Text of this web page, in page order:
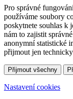
Pro správné
používáme soubory
poskytnete souhlas k
nám to zajistit
anonymní statistické
přijmout jen
Přijmout všechny
Nastavení cookies